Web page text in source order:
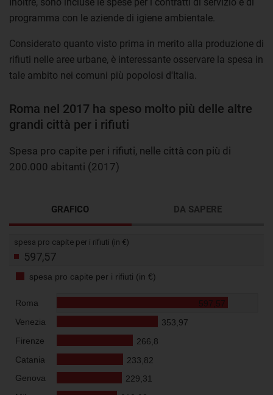
programma con le aziende di igiene ambientale.
Considerato quanto visto prima in merito alla produzione di
rifiuti nelle aree urbane, è interessante osservare la spesa in
tale ambito nei comuni più popolosi d'Italia.
Roma nel 2017 ha speso molto più delle altre
grandi città per i rifiuti
Spesa pro capite per i rifiuti, nelle città con più di
200.000 abitanti (2017)
GRAFICO DA SAPERE